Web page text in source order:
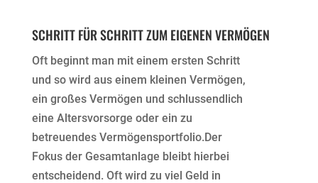
SCHRITT FÜR SCHRITT ZUM EIGENEN VERMÖGEN
Oft beginnt man mit einem ersten Schritt
und so wird aus einem kleinen Vermögen,
ein großes Vermögen und schlussendlich
eine Altersvorsorge oder ein zu
betreuendes Vermögensportfolio.Der
Fokus der Gesamtanlage bleibt hierbei
entscheidend. Oft wird zu viel Geld in